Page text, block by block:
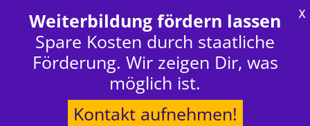
Weiterbildung fördern lassen
Spare Kosten durch staatliche
Förderung. Wir zeigen Dir, was
möglich ist.
Kontakt aufnehmen!
X